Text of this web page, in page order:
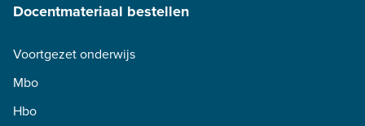
Docentmateriaal bestellen
Voortgezet onderwijs
Mbo
Hbo